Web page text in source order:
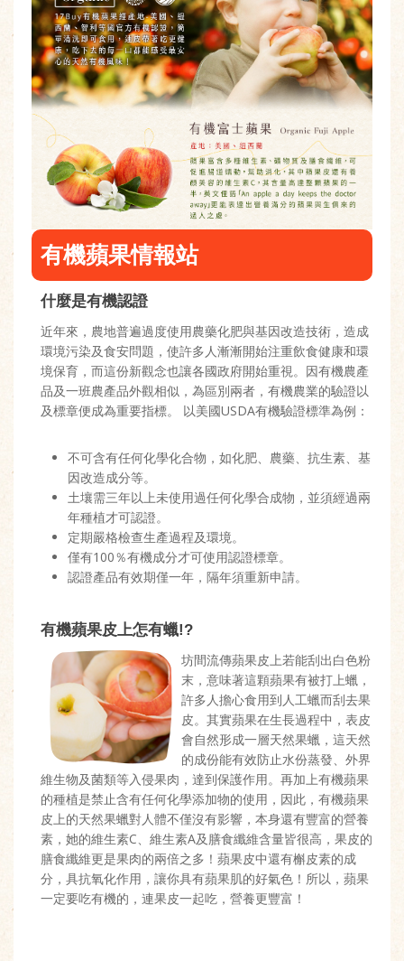
有機蘋果情報站
什麼是有機認證
近年來，農地普遍過度使用農藥化肥與基因改造技術，造成
環境污染及食安問題，使許多人漸漸開始注重飲食健康和環
境保育，而這份新觀念也讓各國政府開始重視。因有機農產
品及一班農產品外觀相似，為區別兩者，有機農業的驗證以
及標章便成為重要指標。 以美國USDA有機驗證標準為例：
不可含有任何化學化合物，如化肥、農藥、抗生素、基
因改造成分等。
土壤需三年以上未使用過任何化學合成物，並須經過兩
年種植才可認證。
定期嚴格檢查生產過程及環境。
僅有100％有機成分才可使用認證標章。
認證產品有效期僅一年，隔年須重新申請。
有機蘋果皮上怎有蠟!?
坊間流傳蘋果皮上若能刮出白色粉
末，意味著這顆蘋果有被打上蠟，
許多人擔心食用到人工蠟而刮去果
皮。其實蘋果在生長過程中，表皮
會自然形成一層天然果蠟，這天然
的成份能有效防止水份蒸發、外界
維生物及菌類等入侵果肉，達到保護作用。再加上有機蘋果
的種植是禁止含有任何化學添加物的使用，因此，有機蘋果
皮上的天然果蠟對人體不僅沒有影響，本身還有豐富的營養
素，她的維生素C、維生素A及膳食纖維含量皆很高，果皮的
膳食纖維更是果肉的兩倍之多！蘋果皮中還有槲皮素的成
分，具抗氧化作用，讓你具有蘋果肌的好氣色！所以，蘋果
一定要吃有機的，連果皮一起吃，營養更豐富！